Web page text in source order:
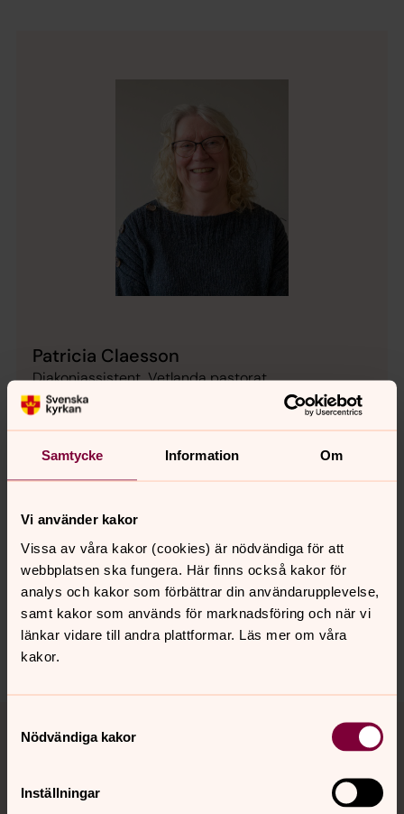
Samtycke Information Om
Vi använder kakor
Vissa av våra kakor (cookies) är nödvändiga för att
webbplatsen ska fungera. Här finns också kakor för
analys och kakor som förbättrar din användarupplevelse,
samt kakor som används för marknadsföring och när vi
länkar vidare till andra plattformar. Läs mer om våra
kakor.
Nödvändiga kakor
Inställningar
Patricia Claesson
Diakoniassistent, Vetlanda pastorat
Direkt:0383-502 67
E-post:patricia.claesson@svenskakyrkan.se
Senast ändrad 28 augusti 2025
Synpunkter eller frågor på sidans
innehåll?
vetlanda.pastorat@svenskakyrkan.se
Dela
Kontakt